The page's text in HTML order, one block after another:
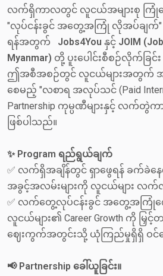
လက်ရှိကာလတွင် လူငယ်အများစု က
"လုပ်ငန်းခွင် အတွေ့အကြုံ လိုအပ်ချက်"
ရန်အတွက် Jobs4You နှင့် JOIM
Myanmar) တို့ ပူးပေါင်းစီစဉ်လိုက်ခြင်
ဤအစီအစဉ်တွင် လူငယ်များအတွက်
စေမည့် "လစာရ အလုပ်သင် (Paid
Partnership ကုမ္ပဏီများနှင့် လက်တွဲ
ဖြစ်ပါသည်။
✨ Program ရည်ရွယ်ချက်
✅ လက်ရှိအချိန်တွင် ရှာဖွေရန် ခက်ခဲနေသ
အခွင့်အလမ်းများကို လူငယ်များ လက်
✅ လက်တွေ့လုပ်ငန်းခွင် အတွေ့အကြုံကေ
လူငယ်များ၏ Career Growth ကို မြှ
ဈေးကွက်အတွင်းသို့ ယုံကြည်မှုရှိရှိ ဝင်ရ
📢 Partnership ခေါ်ယူခြင်း။